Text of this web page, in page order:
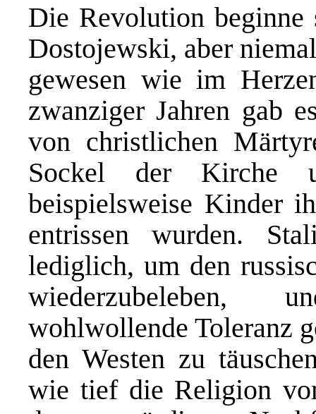
Die Revolution beginne
Dostojewski, aber
gewesen wie im
zwanziger Jahren gab
von christlichen
Sockel der Kirche
beispielsweise Kinder
entrissen wurden.
lediglich, um den
wiederzubeleben,
wohlwollende Toleranz
den Westen zu
wie tief die Religion